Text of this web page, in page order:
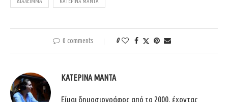
0 comments 0
ΚΑΤΕΡΊΝΑ ΜΑΝΤΆ
Είμαι δημοσιογράφος από το 2000, έχοντας